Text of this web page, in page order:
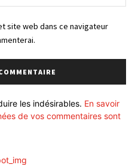
:
site web dans ce navigateur
les indésirables. En savoir
de vos commentaires sont